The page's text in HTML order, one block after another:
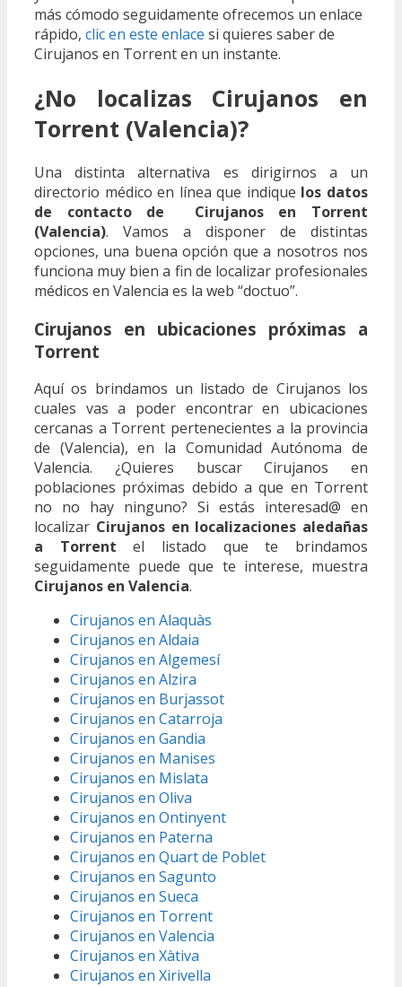
más cómodo seguidamente ofrecemos un enlace
rápido, clic en este enlace si quieres saber de
Cirujanos en Torrent en un instante.
¿No localizas Cirujanos en
Torrent (Valencia)?
Una distinta alternativa es dirigirnos a un
directorio médico en línea que indique los datos
de contacto de Cirujanos en Torrent
(Valencia). Vamos a disponer de distintas
opciones, una buena opción que a nosotros nos
funciona muy bien a fin de localizar profesionales
médicos en Valencia es la web “doctuo”.
Cirujanos en ubicaciones próximas a
Torrent
Aquí os brindamos un listado de Cirujanos los
cuales vas a poder encontrar en ubicaciones
cercanas a Torrent pertenecientes a la provincia
de (Valencia), en la Comunidad Autónoma de
Valencia. ¿Quieres buscar Cirujanos en
poblaciones próximas debido a que en Torrent
no no hay ninguno? Si estás interesad@ en
localizar Cirujanos en localizaciones aledañas
a Torrent el listado que te brindamos
seguidamente puede que te interese, muestra
Cirujanos en Valencia.
Cirujanos en Alaquàs
Cirujanos en Aldaia
Cirujanos en Algemesí
Cirujanos en Alzira
Cirujanos en Burjassot
Cirujanos en Catarroja
Cirujanos en Gandia
Cirujanos en Manises
Cirujanos en Mislata
Cirujanos en Oliva
Cirujanos en Ontinyent
Cirujanos en Paterna
Cirujanos en Quart de Poblet
Cirujanos en Sagunto
Cirujanos en Sueca
Cirujanos en Torrent
Cirujanos en Valencia
Cirujanos en Xàtiva
Cirujanos en Xirivella